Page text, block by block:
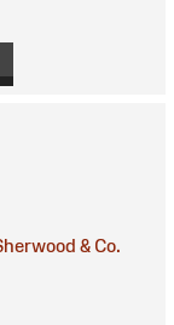
& Co.